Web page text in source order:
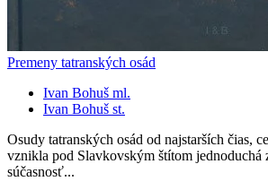
Premeny tatranských osád
Ivan Bohuš ml.
Ivan Bohuš st.
Osudy tatranských osád od najstarších čias,
vznikla pod Slavkovským štítom jednoduchá
súčasnosť...